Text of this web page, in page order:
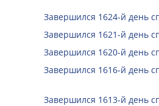
Завершился 1624-й день
Завершился 1621-й день
Завершился 1620-й день
Завершился 1616-й день
Завершился 1613-й день